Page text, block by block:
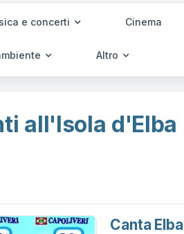
e concerti Cinema
Altro
all'Isola d'Elba
Canta